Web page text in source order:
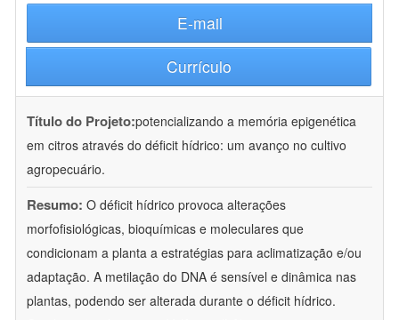
E-mail
Currículo
Título do Projeto:potencializando a memória epigenética
em citros através do déficit hídrico: um avanço no cultivo
agropecuário.
Resumo: O déficit hídrico provoca alterações
morfofisiológicas, bioquímicas e moleculares que
condicionam a planta a estratégias para aclimatização e/ou
adaptação. A metilação do DNA é sensível e dinâmica nas
plantas, podendo ser alterada durante o déficit hídrico.